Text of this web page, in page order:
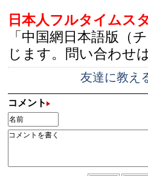
日本人フルタイムス
「中国網日本語版（
じます。問い合わせ
友達に教え
コメント